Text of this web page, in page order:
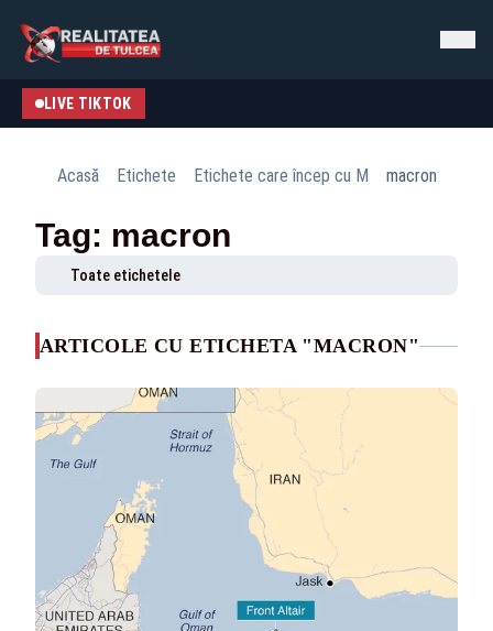
LIVE TIKTOK
Acasă Etichete Etichete care încep cu M macron
Tag: macron
Toate etichetele
ARTICOLE CU ETICHETA "MACRON"